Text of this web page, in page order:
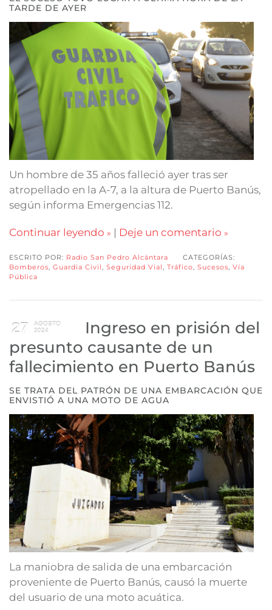
TARDE DE AYER
Un hombre de 35 años falleció ayer tras ser
atropellado en la A-7, a la altura de Puerto Banús,
según informa Emergencias 112.
Continuar leyendo | Deje un comentario
ESCRITO POR: Radio San Pedro Alcántara
CATEGORÍAS:
Bomberos, Guardia Civil, Seguridad Vial, Tráfico, Sucesos, Vía
Pública
27
AGOSTO
2024
Ingreso en prisión del
presunto causante de un
fallecimiento en Puerto Banús
SE TRATA DEL PATRÓN DE UNA EMBARCACIÓN QUE
ENVISTIÓ A UNA MOTO DE AGUA
La maniobra de salida de una embarcación
proveniente de Puerto Banús, causó la muerte
del usuario de una moto acuática.